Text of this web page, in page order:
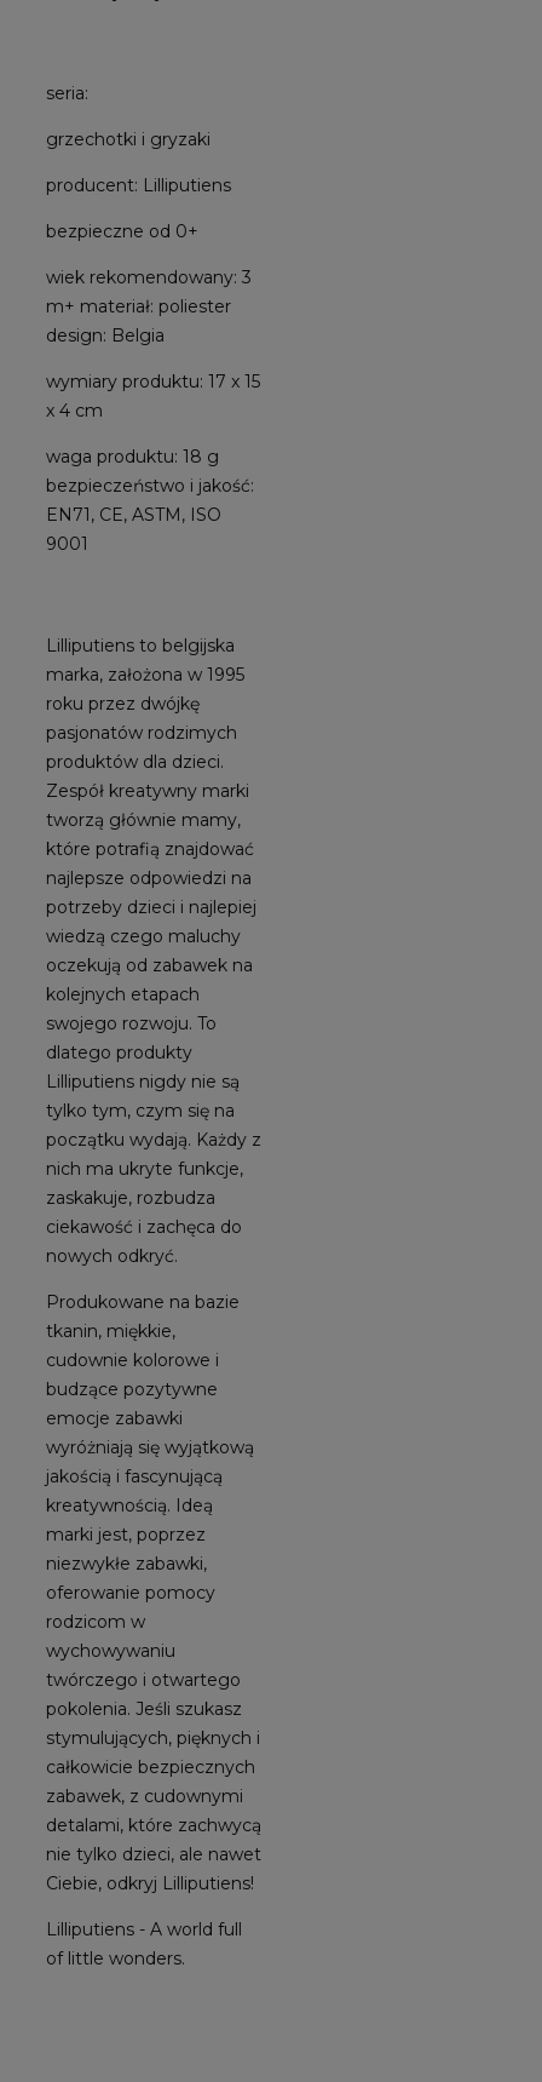
seria:
grzechotki i gryzaki
producent: Lilliputiens
bezpieczne od 0+
wiek rekomendowany: 3
m+ materiał: poliester
design: Belgia
wymiary produktu: 17 x 15
x 4 cm
waga produktu: 18 g
bezpieczeństwo i jakość:
EN71, CE, ASTM, ISO
9001
Lilliputiens to belgijska
marka, założona w 1995
roku przez dwójkę
pasjonatów rodzimych
produktów dla dzieci.
Zespół kreatywny marki
tworzą głównie mamy,
które potrafią znajdować
najlepsze odpowiedzi na
potrzeby dzieci i najlepiej
wiedzą czego maluchy
oczekują od zabawek na
kolejnych etapach
swojego rozwoju. To
dlatego produkty
Lilliputiens nigdy nie są
tylko tym, czym się na
początku wydają. Każdy z
nich ma ukryte funkcje,
zaskakuje, rozbudza
ciekawość i zachęca do
nowych odkryć.
Produkowane na bazie
tkanin, miękkie,
cudownie kolorowe i
budzące pozytywne
emocje zabawki
wyróżniają się wyjątkową
jakością i fascynującą
kreatywnością. Ideą
marki jest, poprzez
niezwykłe zabawki,
oferowanie pomocy
rodzicom w
wychowywaniu
twórczego i otwartego
pokolenia. Jeśli szukasz
stymulujących, pięknych i
całkowicie bezpiecznych
zabawek, z cudownymi
detalami, które zachwycą
nie tylko dzieci, ale nawet
Ciebie, odkryj Lilliputiens!
Lilliputiens - A world full
of little wonders.